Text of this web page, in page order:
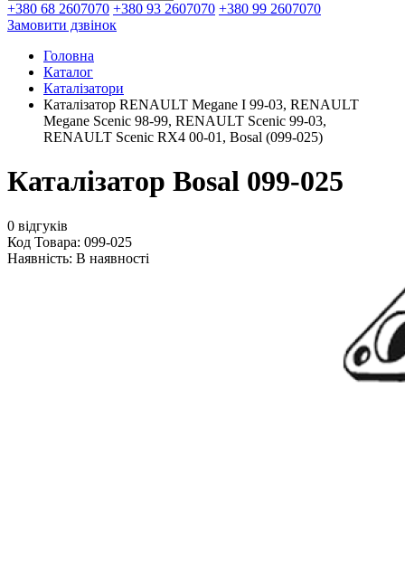
+380 68 2607070 +380 93 2607070 +380 99 2607070
Замовити дзвінок
Головна
Каталог
Каталізатори
Каталізатор RENAULT Megane I 99-03, RENAULT
Megane Scenic 98-99, RENAULT Scenic 99-03,
RENAULT Scenic RX4 00-01, Bosal (099-025)
Каталізатор Bosal 099-025
0 відгуків
Код Товара: 099-025
Наявність: В наявності